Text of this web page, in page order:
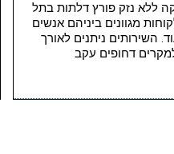
ללא נזק פורץ דלתות בתל
מגוונים ביניהם אנשים
השירותים ניתנים לאורך
דחופים עקב